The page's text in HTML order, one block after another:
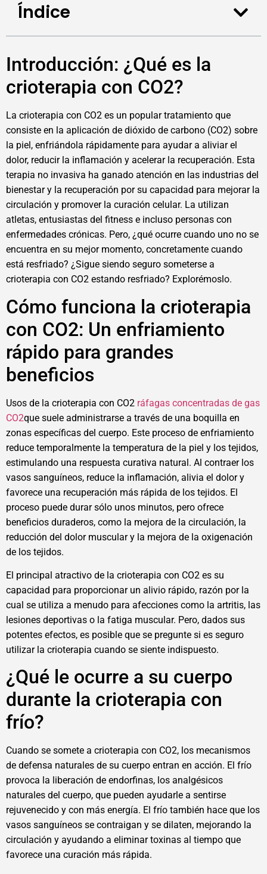
Índice
Introducción: ¿Qué es la
crioterapia con CO2?
La crioterapia con CO2 es un popular tratamiento que
consiste en la aplicación de dióxido de carbono (CO2) sobre
la piel, enfriándola rápidamente para ayudar a aliviar el
dolor, reducir la inflamación y acelerar la recuperación. Esta
terapia no invasiva ha ganado atención en las industrias del
bienestar y la recuperación por su capacidad para mejorar la
circulación y promover la curación celular. La utilizan
atletas, entusiastas del fitness e incluso personas con
enfermedades crónicas. Pero, ¿qué ocurre cuando uno no se
encuentra en su mejor momento, concretamente cuando
está resfriado? ¿Sigue siendo seguro someterse a
crioterapia con CO2 estando resfriado? Explorémoslo.
Cómo funciona la crioterapia
con CO2: Un enfriamiento
rápido para grandes
beneficios
Usos de la crioterapia con CO2 ráfagas concentradas de gas
CO2que suele administrarse a través de una boquilla en
zonas específicas del cuerpo. Este proceso de enfriamiento
reduce temporalmente la temperatura de la piel y los tejidos,
estimulando una respuesta curativa natural. Al contraer los
vasos sanguíneos, reduce la inflamación, alivia el dolor y
favorece una recuperación más rápida de los tejidos. El
proceso puede durar sólo unos minutos, pero ofrece
beneficios duraderos, como la mejora de la circulación, la
reducción del dolor muscular y la mejora de la oxigenación
de los tejidos.
El principal atractivo de la crioterapia con CO2 es su
capacidad para proporcionar un alivio rápido, razón por la
cual se utiliza a menudo para afecciones como la artritis, las
lesiones deportivas o la fatiga muscular. Pero, dados sus
potentes efectos, es posible que se pregunte si es seguro
utilizar la crioterapia cuando se siente indispuesto.
¿Qué le ocurre a su cuerpo
durante la crioterapia con
frío?
Cuando se somete a crioterapia con CO2, los mecanismos
de defensa naturales de su cuerpo entran en acción. El frío
provoca la liberación de endorfinas, los analgésicos
naturales del cuerpo, que pueden ayudarle a sentirse
rejuvenecido y con más energía. El frío también hace que los
vasos sanguíneos se contraigan y se dilaten, mejorando la
circulación y ayudando a eliminar toxinas al tiempo que
favorece una curación más rápida.